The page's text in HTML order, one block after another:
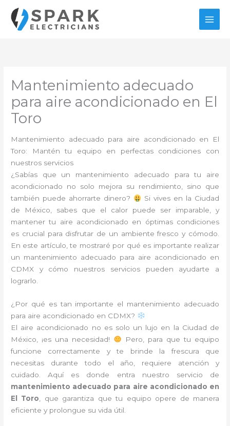
contenido
Mantenimiento adecuado
para aire acondicionado en El
Toro
Mantenimiento adecuado para aire acondicionado en El
Toro: Mantén tu equipo en perfectas condiciones con
nuestros servicios
¿Sabías que un mantenimiento adecuado para tu aire
acondicionado no solo mejora su rendimiento, sino que
también puede ahorrarte dinero?
Si vives en la Ciudad
de México, sabes que el calor puede ser imparable, y
mantener tu aire acondicionado en óptimas condiciones
es crucial para disfrutar de un ambiente fresco y cómodo.
En este artículo, te mostraré por qué es importante realizar
un mantenimiento adecuado para aire acondicionado en
CDMX y cómo nuestros servicios pueden ayudarte a
lograrlo.
¿Por qué es tan importante el mantenimiento adecuado
para aire acondicionado en CDMX?
El aire acondicionado no es solo un lujo en la Ciudad de
México, ¡es una necesidad!
Pero, para que tu equipo
funcione correctamente y te brinde la frescura que
necesitas durante todo el año, requiere atención y
cuidado. Aquí es donde entra nuestro servicio de
mantenimiento adecuado para aire acondicionado en
El Toro , que garantiza que tu equipo opere de manera
eficiente y prolongue su vida útil.